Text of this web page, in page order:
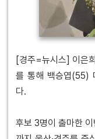
[경주=뉴시스] 이은
를 통해 백승엽(55)
다.
후보 3명이 출마한